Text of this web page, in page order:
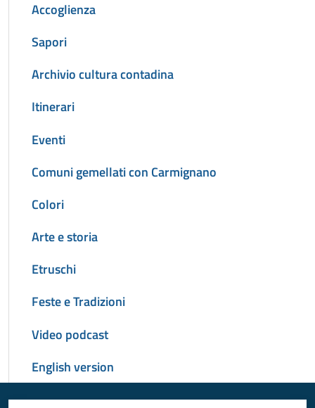
Accoglienza
Sapori
Archivio cultura contadina
Itinerari
Eventi
Comuni gemellati con Carmignano
Colori
Arte e storia
Etruschi
Feste e Tradizioni
Video podcast
English version